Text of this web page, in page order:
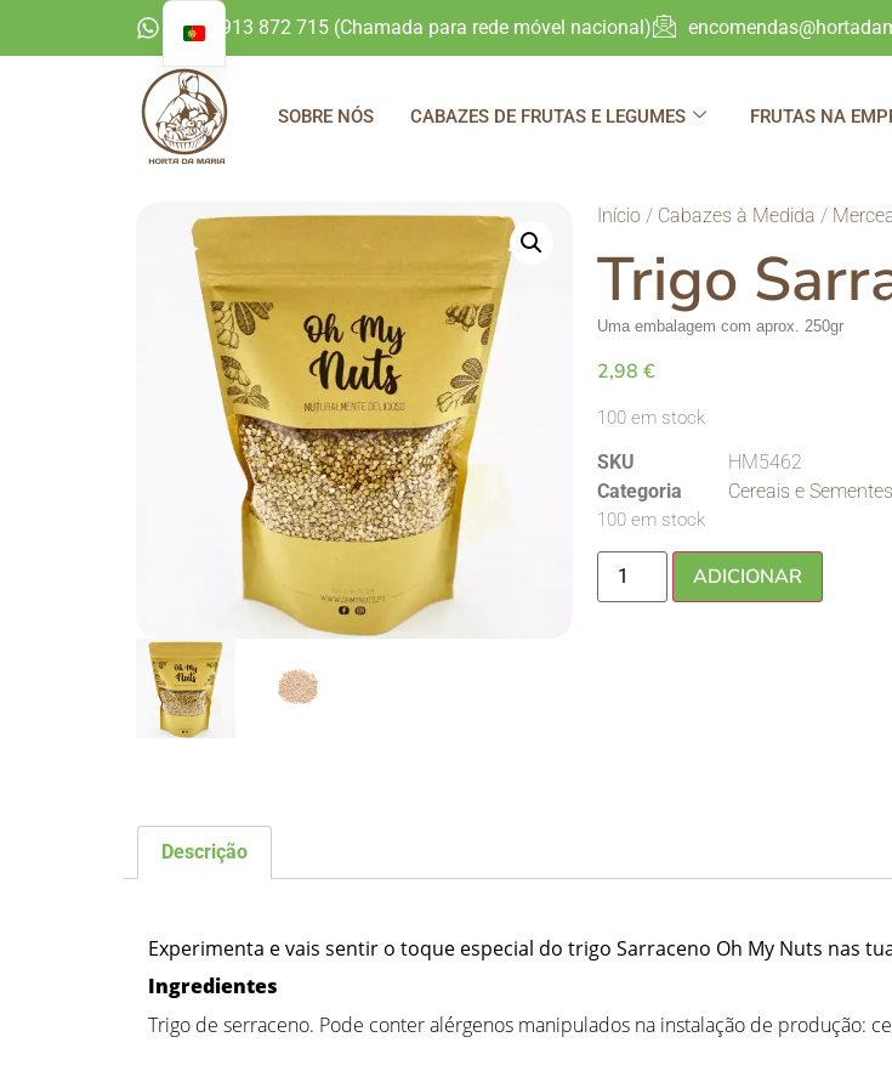
+351 913 872 715 (Chamada para rede móvel nacional)
SOBRE NÓS CABAZES DE FRUTAS E LEGUMES FRUTAS NA
Início/ Cabazes à Medida /
Trigo
Uma embalagem com aprox. 250gr
2,98 €
100 em stock
SKU
HM5462
Categoria
Cereais e Sementes
100 em stock
ADICIONAR
Descrição
Experimenta e vais sentir o toque especial do trigo Sarraceno Oh My Nuts nas
Ingredientes
Trigo de serraceno. Pode conter alérgenos manipulados na instalação de produção: